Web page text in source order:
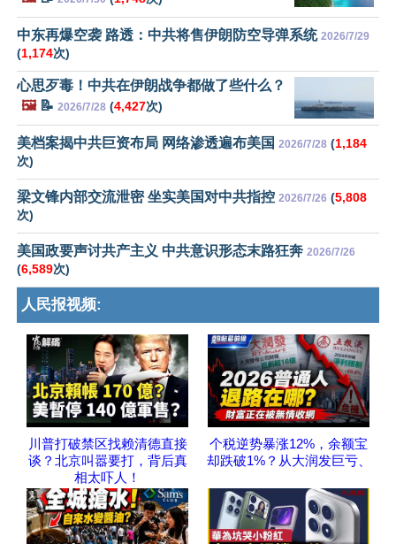
中东再爆空袭 路透：中共将售伊朗防空导弹系统 2026/7/29
(1,174次)
心思歹毒！中共在伊朗战争都做了些什么？
🖼️📝 2026/7/28 (4,427次)
美档案揭中共巨资布局 网络渗透遍布美国 2026/7/28 (1,184
次)
梁文锋内部交流泄密 坐实美国对中共指控 2026/7/26 (5,808
次)
美国政要声讨共产主义 中共意识形态末路狂奔 2026/7/26
(6,589次)
人民报视频:
川普打破禁区找赖清德直接
谈？北京叫嚣要打，背后真
相太吓人！
个税逆势暴涨12%，余额宝
却跌破1%？从大润发巨亏、